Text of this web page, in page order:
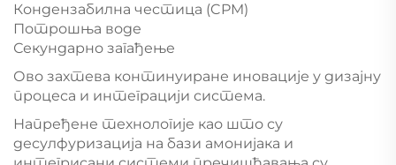
Кондензабилна честица (CPM)
Потрошња воде
Секундарно загађење
Ово захтева континуиране иновације у дизајну
процеса и интеграцији система.
Напређене технологије као што су
десулфуризација на бази амонијака и